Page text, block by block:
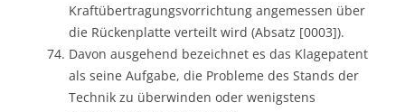
Kraftübertragungsvorrichtung angemessen über
die Rückenplatte verteilt wird (Absatz [0003]).
Davon ausgehend bezeichnet es das Klagepatent
als seine Aufgabe, die Probleme des Stands der
Technik zu überwinden oder wenigstens